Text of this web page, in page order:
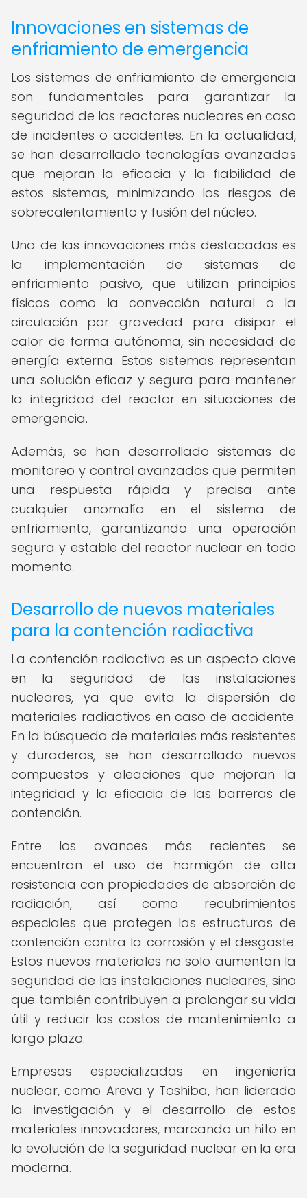
Innovaciones en sistemas de
enfriamiento de emergencia
Los sistemas de enfriamiento de emergencia
son fundamentales para garantizar la
seguridad de los reactores nucleares en caso
de incidentes o accidentes. En la actualidad,
se han desarrollado tecnologías avanzadas
que mejoran la eficacia y la fiabilidad de
estos sistemas, minimizando los riesgos de
sobrecalentamiento y fusión del núcleo.
Una de las innovaciones más destacadas es
la implementación de sistemas de
enfriamiento pasivo, que utilizan principios
físicos como la convección natural o la
circulación por gravedad para disipar el
calor de forma autónoma, sin necesidad de
energía externa. Estos sistemas representan
una solución eficaz y segura para mantener
la integridad del reactor en situaciones de
emergencia.
Además, se han desarrollado sistemas de
monitoreo y control avanzados que permiten
una respuesta rápida y precisa ante
cualquier anomalía en el sistema de
enfriamiento, garantizando una operación
segura y estable del reactor nuclear en todo
momento.
Desarrollo de nuevos materiales
para la contención radiactiva
La contención radiactiva es un aspecto clave
en la seguridad de las instalaciones
nucleares, ya que evita la dispersión de
materiales radiactivos en caso de accidente.
En la búsqueda de materiales más resistentes
y duraderos, se han desarrollado nuevos
compuestos y aleaciones que mejoran la
integridad y la eficacia de las barreras de
contención.
Entre los avances más recientes se
encuentran el uso de hormigón de alta
resistencia con propiedades de absorción de
radiación, así como recubrimientos
especiales que protegen las estructuras de
contención contra la corrosión y el desgaste.
Estos nuevos materiales no solo aumentan la
seguridad de las instalaciones nucleares, sino
que también contribuyen a prolongar su vida
útil y reducir los costos de mantenimiento a
largo plazo.
Empresas especializadas en ingeniería
nuclear, como Areva y Toshiba, han liderado
la investigación y el desarrollo de estos
materiales innovadores, marcando un hito en
la evolución de la seguridad nuclear en la era
moderna.